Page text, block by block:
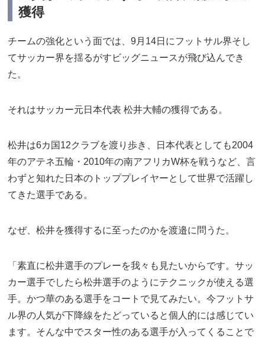
獲得
チームの強化という面では、9月14日にフットサル界そし
てサッカー界を揺るがすビッグニュースが飛び込んでき
た。
それはサッカー元日本代表 松井大輔の獲得である。
松井は6カ国12クラブを渡り歩き、日本代表としても2004
年のアテネ五輪・2010年の南アフリカW杯を戦うなど、言
わずと知れた日本のトッププレイヤーとして世界で活躍し
てきた選手である。
なぜ、松井を獲得するに至ったのかを渡邉に問うた。
「素直に松井選手のプレーを我々も見たいからです。サッ
カー選手でしたら松井選手のようにテクニックが使える選
手。かつ華のある選手をコートで見てみたい。今フットサ
ル界の人気が下降線をたどっていると個人的には感じてい
ます。そんな中でスター性のある選手が入ってくることで